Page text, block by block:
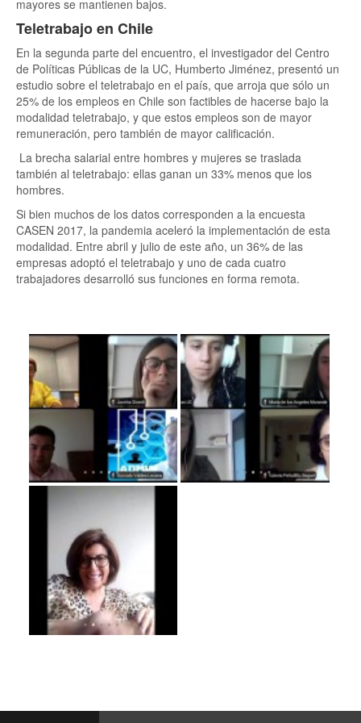
mayores se mantienen bajos.
Teletrabajo en Chile
En la segunda parte del encuentro, el investigador del Centro
de Políticas Públicas de la UC, Humberto Jiménez, presentó un
estudio sobre el teletrabajo en el país, que arroja que sólo un
25% de los empleos en Chile son factibles de hacerse bajo la
modalidad teletrabajo, y que estos empleos son de mayor
remuneración, pero también de mayor calificación.
La brecha salarial entre hombres y mujeres se traslada
también al teletrabajo: ellas ganan un 33% menos que los
hombres.
Si bien muchos de los datos corresponden a la encuesta
CASEN 2017, la pandemia aceleró la implementación de esta
modalidad. Entre abril y julio de este año, un 36% de las
empresas adoptó el teletrabajo y uno de cada cuatro
trabajadores desarrolló sus funciones en forma remota.